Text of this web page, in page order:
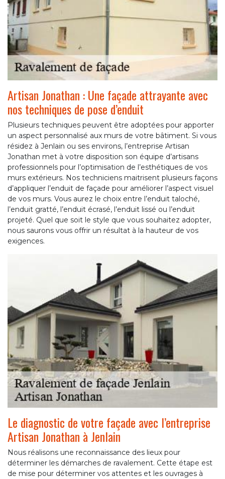
Artisan Jonathan : Une façade attrayante avec
nos techniques de pose d’enduit
Plusieurs techniques peuvent être adoptées pour apporter
un aspect personnalisé aux murs de votre bâtiment. Si vous
résidez à Jenlain ou ses environs, l’entreprise Artisan
Jonathan met à votre disposition son équipe d’artisans
professionnels pour l’optimisation de l’esthétiques de vos
murs extérieurs. Nos techniciens maitrisent plusieurs façons
d’appliquer l’enduit de façade pour améliorer l’aspect visuel
de vos murs. Vous aurez le choix entre l’enduit taloché,
l’enduit gratté, l’enduit écrasé, l’enduit lissé ou l’enduit
projeté. Quel que soit le style que vous souhaitez adopter,
nous saurons vous offrir un résultat à la hauteur de vos
exigences.
Le diagnostic de votre façade avec l’entreprise
Artisan Jonathan à Jenlain
Nous réalisons une reconnaissance des lieux pour
déterminer les démarches de ravalement. Cette étape est
de mise pour déterminer vos attentes et les ouvrages à